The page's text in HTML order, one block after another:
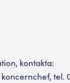
kontakta:
koncernchef,